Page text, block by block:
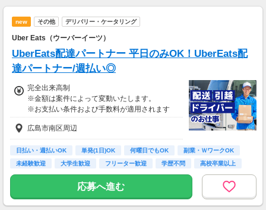
new その他 デリバリー・ケータリング
Uber Eats（ウーバーイーツ）
UberEats配達パートナー 平日のみOK！UberEats配
達パートナー/週払い◎
完全出来高制
※金額は案件によって変動いたします。
※お支払い条件および手数料が適用されます
広島市南区周辺
日払い・週払いOK 単発(1日)OK 何曜日でもOK
副業・ＷワークOK
未経験歓迎
大学生歓迎 フリーター歓迎 学歴不問 高校卒業以上
応募へ進む